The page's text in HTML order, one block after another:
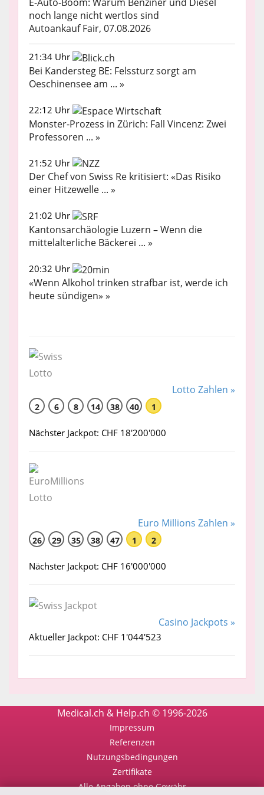
noch lange nicht wertlos sind
Autoankauf Fair, 07.08.2026
21:34 Uhr
Bei Kandersteg BE: Felssturz sorgt am
Oeschinensee am ... »
22:12 Uhr
Monster-Prozess in Zürich: Fall Vincenz: Zwei
Professoren ... »
21:52 Uhr
Der Chef von Swiss Re kritisiert: «Das Risiko
einer Hitzewelle ... »
21:02 Uhr
Kantonsarchäologie Luzern – Wenn die
mittelalterliche Bäckerei ... »
20:32 Uhr
«Wenn Alkohol trinken strafbar ist, werde ich
heute sündigen» »
Lotto Zahlen »
2 6 8 14 38 40 1
Nächster Jackpot: CHF 18'200'000
Euro Millions Zahlen »
26 29 35 38 47 1 2
Nächster Jackpot: CHF 16'000'000
Casino Jackpots »
Aktueller Jackpot: CHF 1'044'523
Medical.ch & Help.ch © 1996-2026
Impressum
Referenzen
Nutzungsbedingungen
Zertifikate
Alle Angaben ohne Gewähr